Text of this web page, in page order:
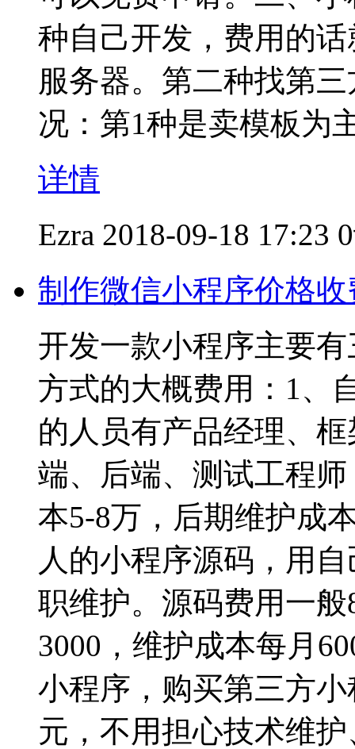
种自己开发，费用的
服务器。第二种找第
况：第1种是卖模板为
详情
Ezra 2018-09-18 17:23
制作微信小程序价格
开发一款小程序主要
方式的大概费用：1、
的人员有产品经理、
端、后端、测试工程
本5-8万，后期维护成
人的小程序源码，用
职维护。源码费用一
3000，维护成本每月
小程序，购买第三方
元，不用担心技术维